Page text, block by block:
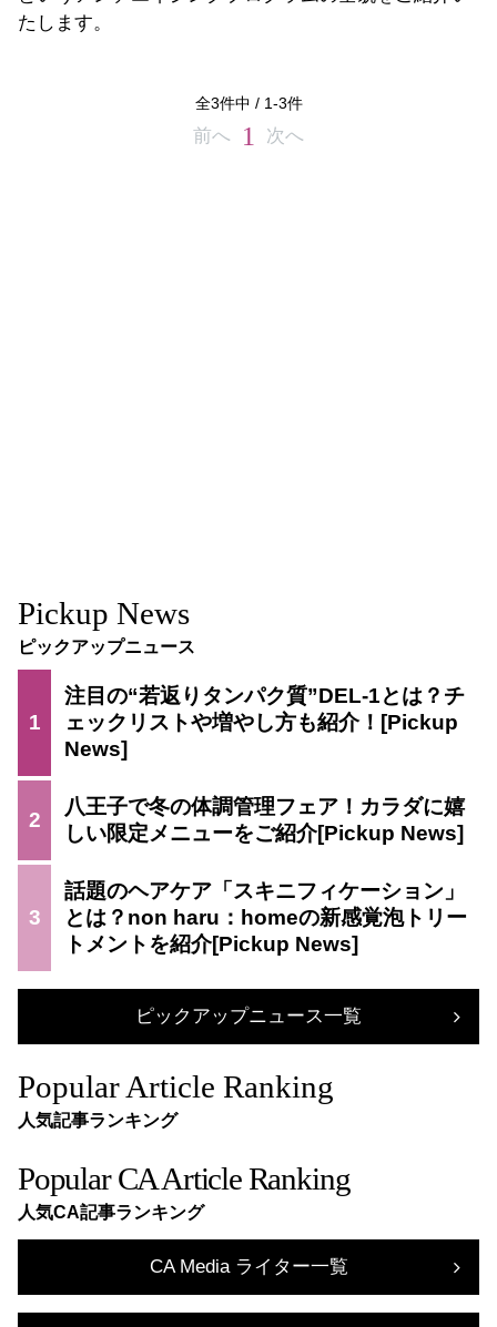
たします。
全3件中 / 1-3件
前へ 1 次へ
Pickup News
ピックアップニュース
1
注目の“若返りタンパク質”DEL-1とは？チ
ェックリストや増やし方も紹介！
2
八王子で冬の体調管理フェア！カラダに嬉
しい限定メニューをご紹介
3
話題のヘアケア「スキニフィケーション」
とは？non haru：homeの新感覚泡トリー
トメントを紹介
ピックアップニュース一覧
Popular Article Ranking
人気記事ランキング
Popular CA Article Ranking
人気CA記事ランキング
CA Media ライター一覧